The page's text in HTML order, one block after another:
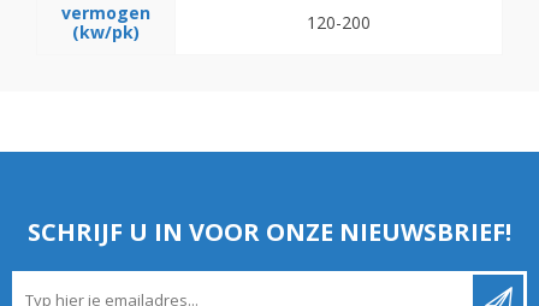
vermogen
(kw/pk)
120-200
SCHRIJF U IN VOOR ONZE NIEUWSBRIEF!